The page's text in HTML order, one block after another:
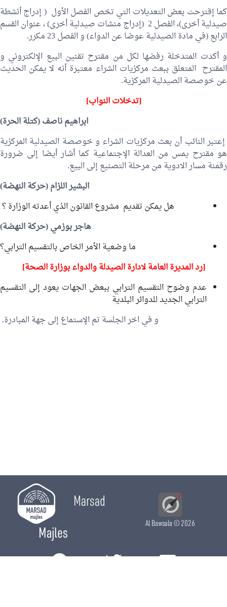
كما إقترحت بعض التعديلات التي تخص الفصل الأول ( إدراج أنشطة
صيدلية أخرى)، الفصل 2 (إدراج منشات صيدلية أخرى) ، عنوان القسم
الرابع (في مادة الصيدلية عوضا عن الدواء) و الفصل 23 مكرر.
و أكدت المتدخلة رفضها لكل من مقترح تقنين البيع الإلكتروني و
المقترح المتعلق ببعث مركزيات الشراء معتبرة أنه لا يمكن الحديث
عن خوصصة الصيدلية المركزية.
[تدخلات النواب]
ابراهيم ناصف(كتلة الحرة)
إعتبر النائب أن بعث مركزيات الشراء و خوصصة الصيدلية المركزية
هو مقترح يمس من العدالة الإجتماعية كما أشار أيضا إلى ضرورة
رقمنة مسار الادوية من مرحلة التصنيع إلى البيع.
البشير اللزام(حركة النهضة)
هل يمكن تقديم مشروع القانون الذي أعدته الوزارة ؟
هاجر بوزمي(حركة النهضة)
ما وضعية الأمر الخاص بالتقسيم الترابي؟
[رد المديرة العامة لادارة الصيدلة والدواء بوزارة الصحة]
عدم وضوح التقسيم الترابي ببعض الجهات يعود إلى التقسيم
الترابي الجديد للدوائر البلدية
و في اخر الجلسة تم الإستماع إلى جهة المبادرة.
Marsad
Majles
Al Bawsala© 2026